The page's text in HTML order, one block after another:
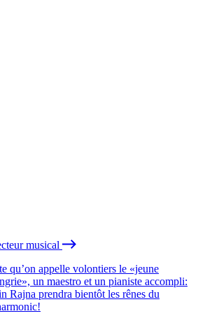
musical
qu’on appelle volontiers le «jeune
un maestro et un pianiste accompli:
Rajna prendra bientôt les rênes du